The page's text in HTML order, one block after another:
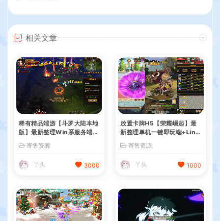
相关文章
稀有精品端游【斗罗大陆本地
版】最新整理Win系服务端+
PC客户端+网页注册+CDK授
权后台+管理后台+详细搭建
教程
寄售资源
丫头 3000
放置卡牌H5【荣耀崛起】最
新整理单机一键即玩端+Linu
x手工服务端+CDK授权后台
+简易安卓+详细搭建教程+全
套源码
寄售资源
丫头 1000